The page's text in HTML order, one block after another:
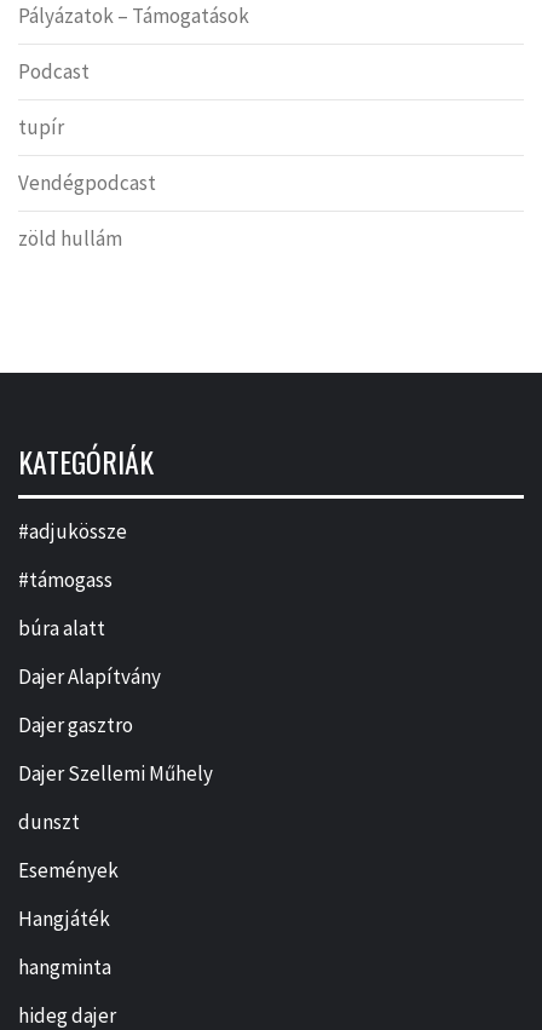
Pályázatok – Támogatások
Podcast
tupír
Vendégpodcast
zöld hullám
KATEGÓRIÁK
#adjukössze
#támogass
búra alatt
Dajer Alapítvány
Dajer gasztro
Dajer Szellemi Műhely
dunszt
Események
Hangjáték
hangminta
hideg dajer